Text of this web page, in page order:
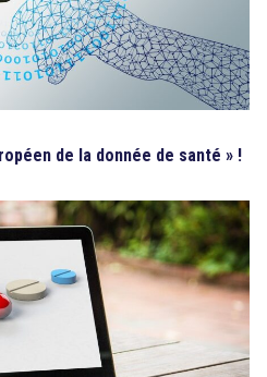
de la donnée de santé » !